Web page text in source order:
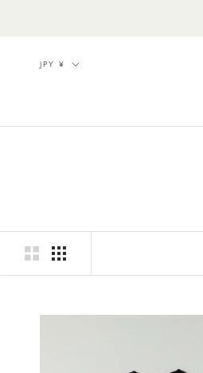
Currency
JPY ¥